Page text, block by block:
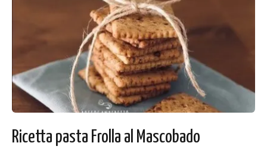
Ricetta pasta Frolla al Mascobado